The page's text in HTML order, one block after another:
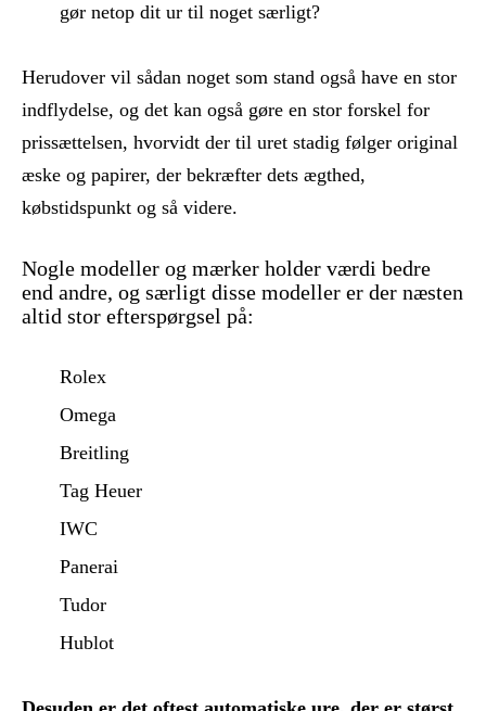
gør netop dit ur til noget særligt?
Herudover vil sådan noget som stand også have en stor
indflydelse, og det kan også gøre en stor forskel for
prissættelsen, hvorvidt der til uret stadig følger original
æske og papirer, der bekræfter dets ægthed,
købstidspunkt og så videre.
Nogle modeller og mærker holder værdi bedre
end andre, og særligt disse modeller er der næsten
altid stor efterspørgsel på:
Rolex
Omega
Breitling
Tag Heuer
IWC
Panerai
Tudor
Hublot